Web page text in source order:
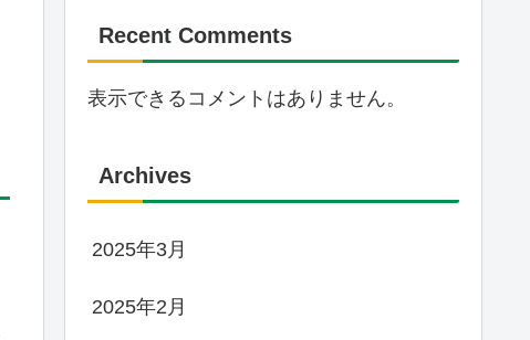
Recent Comments
表示できるコメントはありません。
Archives
2025年3月
2025年2月